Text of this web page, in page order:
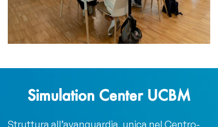
Simulation Center UCBM
Struttura all’avanguardia, unica nel Centro-